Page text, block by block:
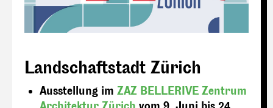
Landschaftstadt Zürich
Ausstellung im ZAZ BELLERIVE Zentrum